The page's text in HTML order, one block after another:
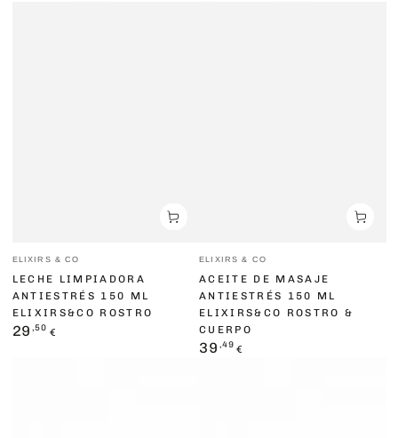
Vendedor:
ELIXIRS & CO
LECHE LIMPIADORA
ANTIESTRÉS 150 ML
ELIXIRS&CO ROSTRO
Precio
29 ,50 €
Vendedor:
ELIXIRS & CO
ACEITE DE MASAJE
ANTIESTRÉS 150 ML
ELIXIRS&CO ROSTRO &
CUERPO
Precio
39 ,49 €